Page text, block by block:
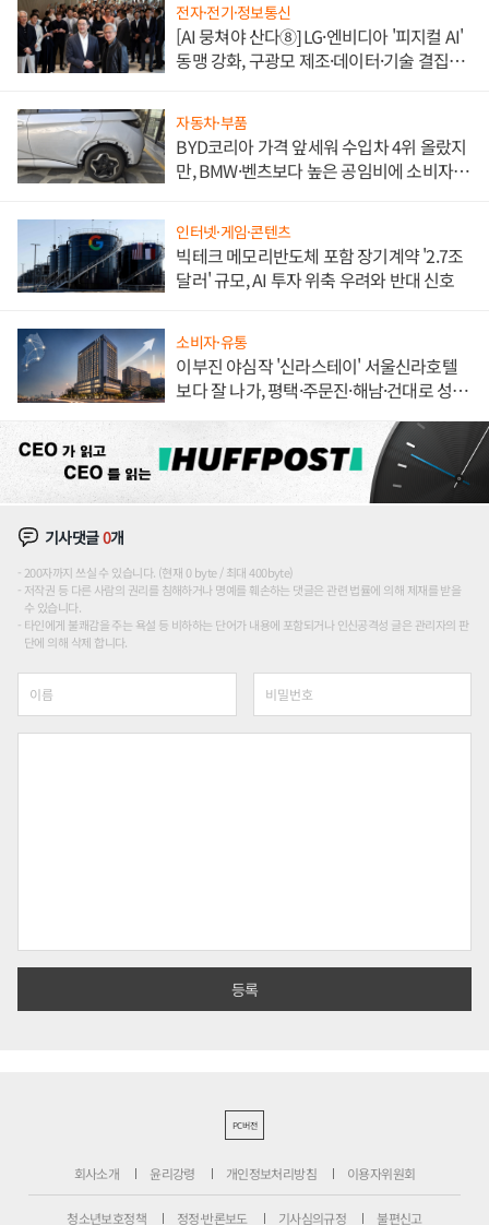
전자·전기·정보통신
[AI 뭉쳐야 산다⑧] LG·엔비디아 '피지컬 AI'
동맹 강화, 구광모 제조·데이터·기술 결집
자동차·부품
BYD코리아 가격 앞세워 수입차 4위 올랐지
만, BMW·벤츠보다 높은 공임비에 소비자
인터넷·게임·콘텐츠
빅테크 메모리반도체 포함 장기계약 '2.7조
달러' 규모, AI 투자 위축 우려와 반대 신호
소비자·유통
이부진 야심작 '신라스테이' 서울신라호텔
보다 잘 나가, 평택·주문진·해남·건대로 성
기사댓글0개
200자까지 쓰실 수 있습니다. (현재 0 byte / 최대 400byte)
저작권 등 다른 사람의 권리를 침해하거나 명예를 훼손하는 댓글은 관련 법률에 의해 제재를 받을
수 있습니다.
타인에게 불쾌감을 주는 욕설 등 비하하는 단어가 내용에 포함되거나 인신공격성 글은 관리자의 판
단에 의해 삭제 합니다.
PC버전
회사소개 윤리강령 개인정보처리방침 이용자위원회
청소년보호정책 정정·반론보도 기사심의규정 불편신고